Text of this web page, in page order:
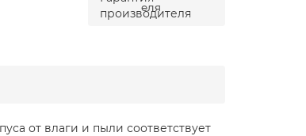
еля
от влаги и пыли соответствует